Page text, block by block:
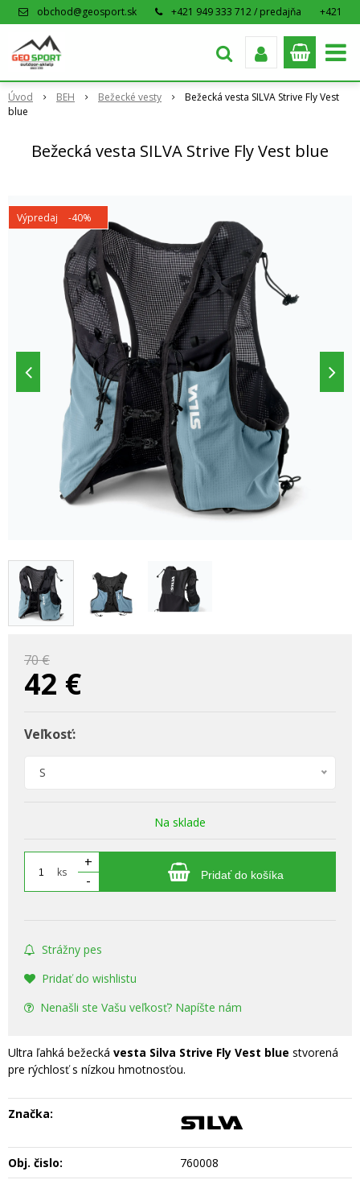
obchod@geosport.sk +421 949 333 712 / predajňa
+421
Úvod BEH Bežecké vesty
Bežecká vesta SILVA Strive Fly Vest
blue
Bežecká vesta SILVA Strive Fly Vest blue
Výpredaj -40%
70 €
42 €
Veľkosť:
S
Na sklade
ks
+
-
Pridať do košíka
Strážny pes
Pridať do wishlistu
Nenašli ste Vašu veľkosť? Napíšte nám
Ultra ľahká bežecká vesta Silva Strive Fly Vest blue stvorená
pre rýchlosť s nízkou hmotnosťou.
Značka:
Obj. čislo:
760008